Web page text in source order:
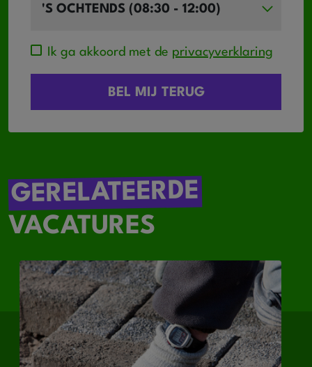
Ik ga akkoord met de privacyverklaring
GERELATEERDE
VACATURES